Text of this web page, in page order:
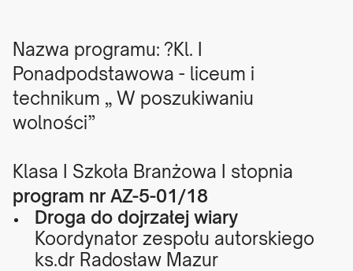
Nazwa programu: ?Kl. I
Ponadpodstawowa - liceum i
technikum „ W poszukiwaniu
wolności”
Klasa I Szkoła Branżowa I stopnia
program nr AZ-5-01/18
Droga do dojrzałej wiary
Koordynator zespołu autorskiego
ks.dr Radosław Mazur